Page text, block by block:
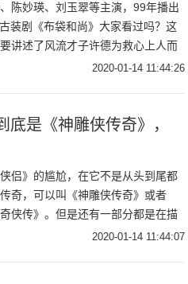
陈妙瑛、刘玉翠等主演，99年播出
装剧《布袋和尚》大家看过吗？这
讲述了风流才子许德为救心上人而
家成为布袋和尚的故事。男主为了救
2020-01-14 11:44:26
底是《神雕侠传奇》，
侠侣》的尴尬，在它不是从头到尾都
奇，可以叫《神雕侠传奇》或者
奇侠传》。但是还有一部分都是在描
的，或者说讲述郭靖黄蓉中年的人生
2020-01-14 11:44:07